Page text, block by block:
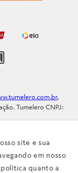
site e sua
em nosso
quanto a
,
Tumelero CNPJ: